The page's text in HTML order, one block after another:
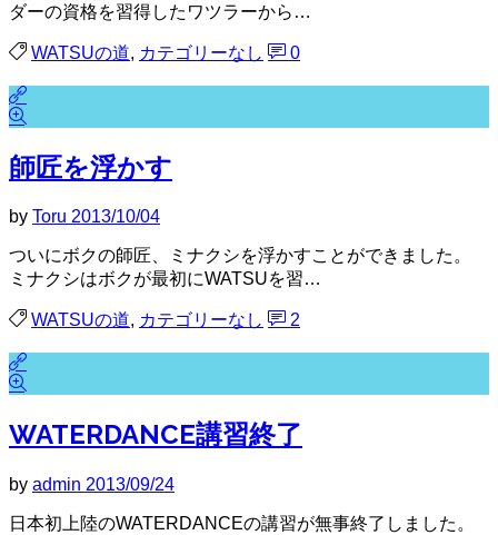
ダーの資格を習得したワツラーから…
WATSUの道, カテゴリーなし 0
師匠を浮かす
by Toru 2013/10/04
ついにボクの師匠、ミナクシを浮かすことができました。
ミナクシはボクが最初にWATSUを習…
WATSUの道, カテゴリーなし 2
WATERDANCE講習終了
by admin 2013/09/24
日本初上陸のWATERDANCEの講習が無事終了しました。